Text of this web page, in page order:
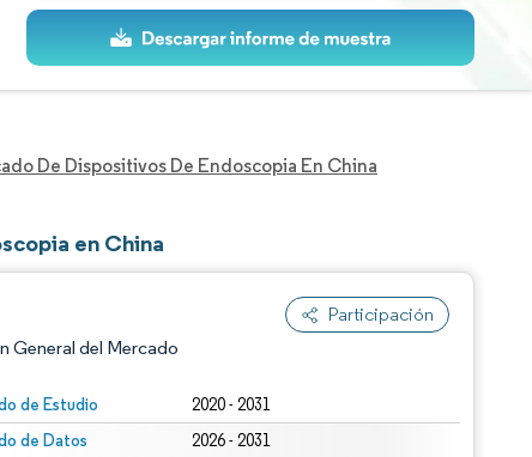
De Dispositivos De Endoscopia En China
en China
Participación
General del Mercado
de Estudio 2020 - 2031
de Datos
2026 - 2031